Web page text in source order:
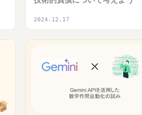
2024.12.17